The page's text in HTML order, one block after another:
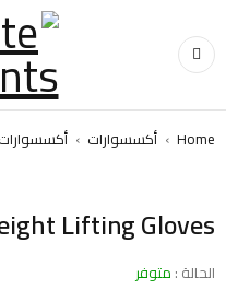
Home
› أكسسوارات ›
Lifting Gloves
الحالة : متوفر